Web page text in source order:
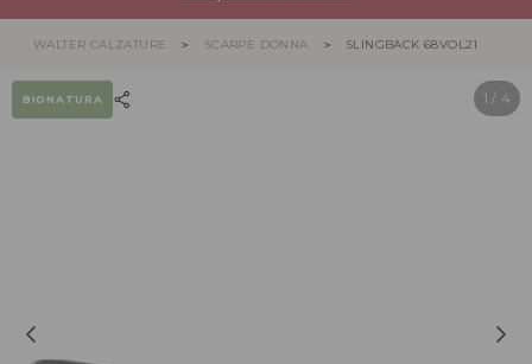
WALTER CALZATURE SCARPE DONNA SLINGBACK 68VOL21
1 / 4
BIONATURA